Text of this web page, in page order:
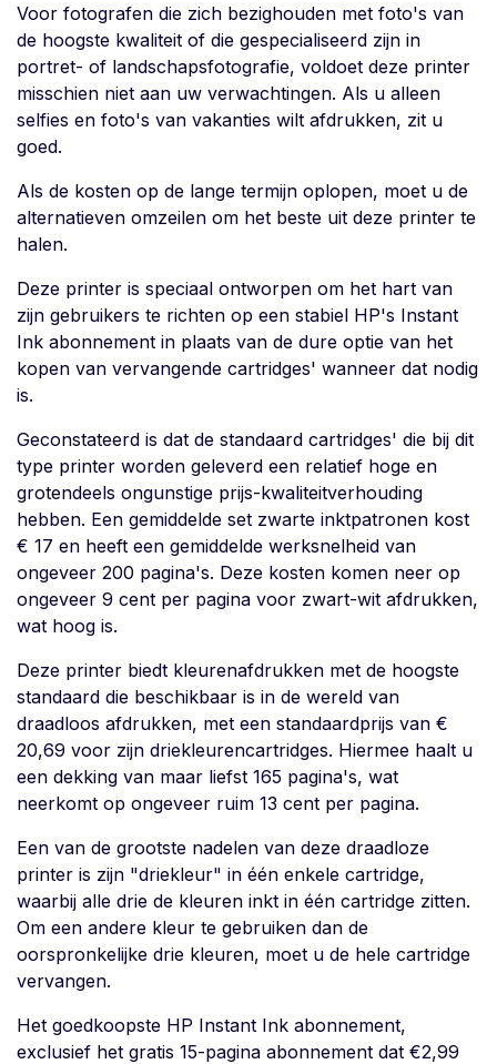
Voor fotografen die zich bezighouden met foto's van
de hoogste kwaliteit of die gespecialiseerd zijn in
portret- of landschapsfotografie, voldoet deze printer
misschien niet aan uw verwachtingen. Als u alleen
selfies en foto's van vakanties wilt afdrukken, zit u
goed.
Als de kosten op de lange termijn oplopen, moet u de
alternatieven omzeilen om het beste uit deze printer te
halen.
Deze printer is speciaal ontworpen om het hart van
zijn gebruikers te richten op een stabiel HP's Instant
Ink abonnement in plaats van de dure optie van het
kopen van vervangende cartridges' wanneer dat nodig
is.
Geconstateerd is dat de standaard cartridges' die bij dit
type printer worden geleverd een relatief hoge en
grotendeels ongunstige prijs-kwaliteitverhouding
hebben. Een gemiddelde set zwarte inktpatronen kost
€ 17 en heeft een gemiddelde werksnelheid van
ongeveer 200 pagina's. Deze kosten komen neer op
ongeveer 9 cent per pagina voor zwart-wit afdrukken,
wat hoog is.
Deze printer biedt kleurenafdrukken met de hoogste
standaard die beschikbaar is in de wereld van
draadloos afdrukken, met een standaardprijs van €
20,69 voor zijn driekleurencartridges. Hiermee haalt u
een dekking van maar liefst 165 pagina's, wat
neerkomt op ongeveer ruim 13 cent per pagina.
Een van de grootste nadelen van deze draadloze
printer is zijn "driekleur" in één enkele cartridge,
waarbij alle drie de kleuren inkt in één cartridge zitten.
Om een andere kleur te gebruiken dan de
oorspronkelijke drie kleuren, moet u de hele cartridge
vervangen.
Het goedkoopste HP Instant Ink abonnement,
exclusief het gratis 15-pagina abonnement dat €2,99